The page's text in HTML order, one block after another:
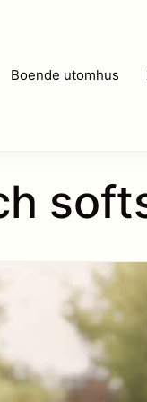
Boende utomhus